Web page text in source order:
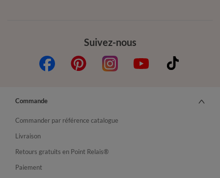
Suivez-nous
Commande
Commander par référence catalogue
Livraison
Retours gratuits en Point Relais®
Paiement